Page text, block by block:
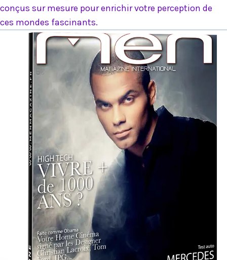
conçus sur mesure pour enrichir votre perception de
ces mondes fascinants.